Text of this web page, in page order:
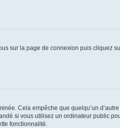
sur la page de connexion puis cliquez
Cela empêche que quelqu’un
si vous utilisez un ordinateur public
fonctionnalité.